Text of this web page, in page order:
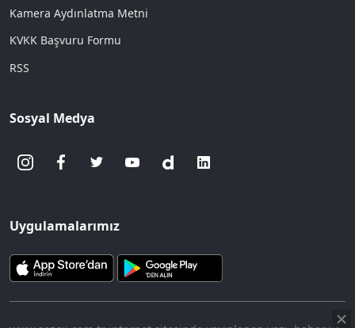
Kamera Aydınlatma Metni
KVKK Başvuru Formu
RSS
Sosyal Medya
Uygulamalarımız